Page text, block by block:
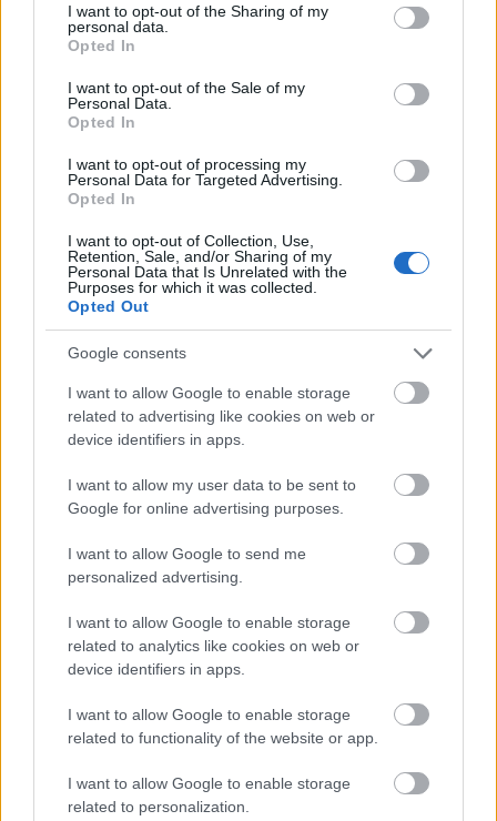
not limited to your visit or usage behaviour. You may click to
grant or deny consent to Google and its third-party tags to
use your data for below specified purposes in below Google
consent section.
I want to opt-out of the Sharing of my
personal data.
Opted In
I want to opt-out of the Sale of my
Personal Data.
Opted In
I want to opt-out of processing my
Personal Data for Targeted Advertising.
Opted In
I want to opt-out of Collection, Use,
Retention, Sale, and/or Sharing of my
Personal Data that Is Unrelated with the
Purposes for which it was collected.
Opted Out
Google consents
I want to allow Google to enable storage
related to advertising like cookies on web or
device identifiers in apps.
I want to allow my user data to be sent to
Google for online advertising purposes.
I want to allow Google to send me
personalized advertising.
I want to allow Google to enable storage
related to analytics like cookies on web or
device identifiers in apps.
I want to allow Google to enable storage
related to functionality of the website or app.
I want to allow Google to enable storage
related to personalization.
sokkal inkább egy olyan vezető, aki a semmiből
képes birodalmat építeni. Mert Csicsóbát dolgait ki-
elvitatni nem érdemes.
Borsy
17 éve
@gabute: A DAB is megkapta a nagy összegeket,
amikor még lánykori nevén Dunaferrként szerepelt.
Szerinted miért volt ilyen nagy sportélet
Dunaújvárosban? Miért volt bajnok focicsapata,
kiváló kézilabdacsapatai és remek tornacsapata?
ADOTTAK VOLTAK A FELTÉTELEK. Ezzel szerintem
nincs semmi baj, én is örültem a remek nemzetközi
sikereiknek. Az Egervári edzette csapatot is nagyon
kedveltem. Nekik nem sokon múlt, hogy bejussanak
Leo945
17 éve
17 éve
: vihar előtti:D